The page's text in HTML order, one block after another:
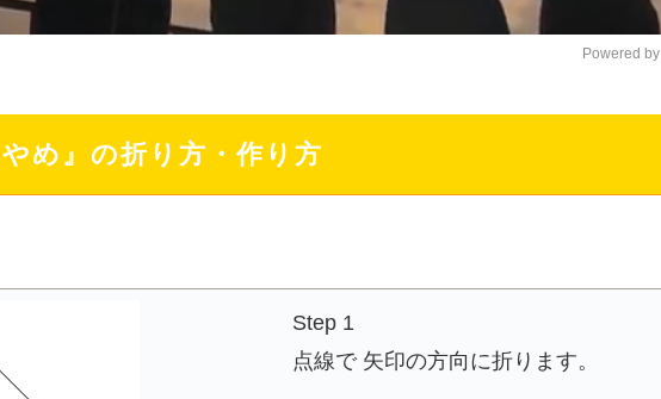
Powered by
め』の折り方・作り方
Step 1
点線で 矢印の方向に折ります。